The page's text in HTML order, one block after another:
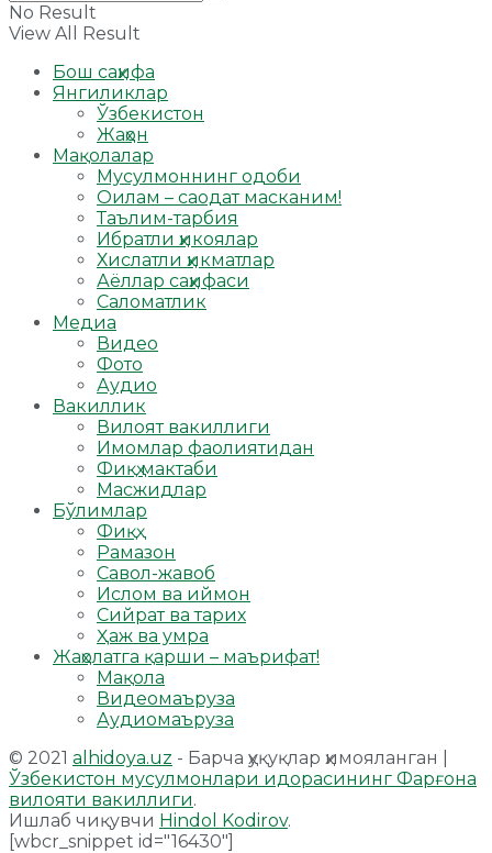
No Result
View All Result
Бош саҳифа
Янгиликлар
Ўзбекистон
Жаҳон
Мақолалар
Мусулмоннинг одоби
Оилам – саодат масканим!
Таълим-тарбия
Ибратли ҳикоялар
Хислатли ҳикматлар
Аёллар саҳифаси
Саломатлик
Медиа
Видео
Фото
Аудио
Вакиллик
Вилоят вакиллиги
Имомлар фаолиятидан
Фиқҳ мактаби
Масжидлар
Бўлимлар
Фиқҳ
Рамазон
Савол-жавоб
Ислом ва иймон
Сийрат ва тарих
Ҳаж ва умра
Жаҳолатга қарши – маърифат!
Мақола
Видеомаъруза
Аудиомаъруза
© 2021 alhidoya.uz - Барча ҳуқуқлар ҳимояланган |
Ўзбекистон мусулмонлари идорасининг Фарғона
вилояти вакиллиги.
Ишлаб чиқувчи Hindol Kodirov.
[wbcr_snippet id="16430"]